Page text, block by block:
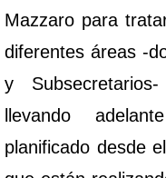
Mazzaro para
diferentes áreas -
y
llevando
planificado desde